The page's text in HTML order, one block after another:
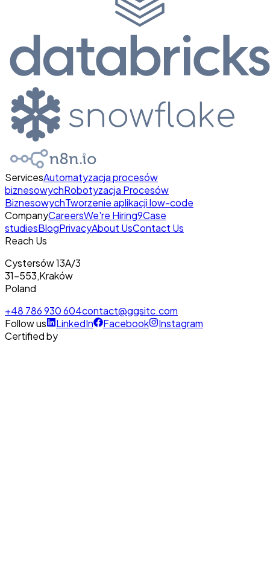
ServicesAutomatyzacja procesów
biznesowychRobotyzacja Procesów
BiznesowychTworzenie aplikacji low-code
CompanyCareersWe're Hiring9Case
studiesBlogPrivacyAbout UsContact Us
Reach Us
Cystersów 13A/3
31-553,Kraków
Poland
+48 786 930 604contact@ggsitc.com
Follow us
LinkedIn Facebook
Instagram
Certified by